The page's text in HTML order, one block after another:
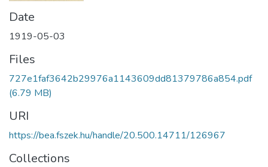
Date
1919-05-03
Files
727e1faf3642b29976a1143609dd81379786a854.pdf
(6.79 MB)
URI
https://bea.fszek.hu/handle/20.500.14711/126967
Collections